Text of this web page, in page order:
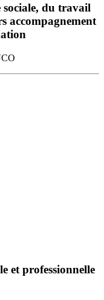
du travail
accompagnement
et professionnelle